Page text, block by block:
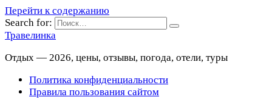
Перейти к содержанию
Search for:
Травелинка
Отдых — 2026, цены, отзывы, погода, отели, туры
Политика конфиденциальности
Правила пользования сайтом